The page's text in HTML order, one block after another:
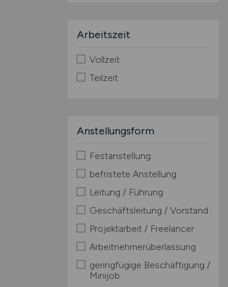
Arbeitszeit
Vollzeit
Teilzeit
Anstellungsform
Festanstellung
befristete Anstellung
Leitung / Führung
Geschäftsleitung / Vorstand
Projektarbeit / Freelancer
Arbeitnehmerüberlassung
geringfügige Beschäftigung /
Minijob